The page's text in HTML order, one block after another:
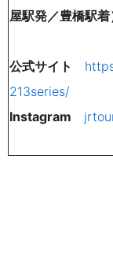
屋駅発／豊橋駅着
公式サイト
213series/
Instagram